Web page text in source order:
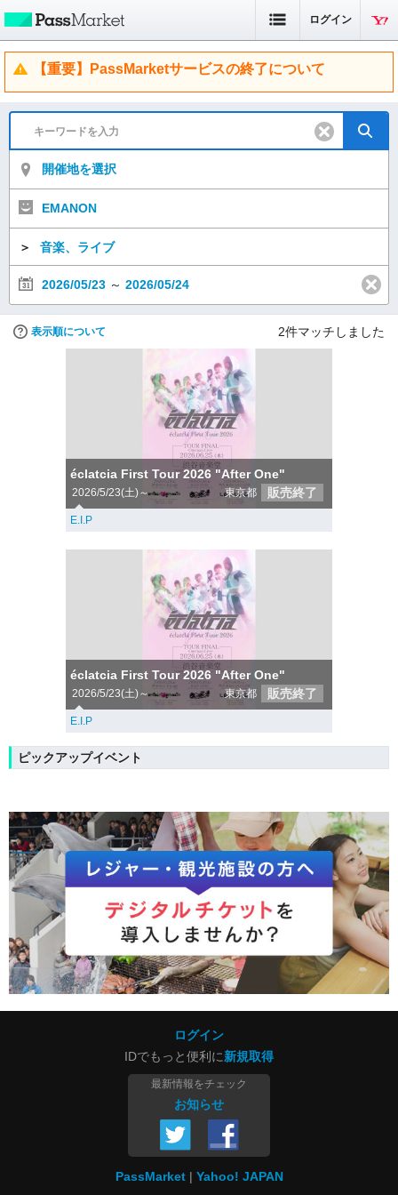
ログイン
【重要】PassMarketサービスの終了について
開催地を選択
EMANON
＞ 音楽、ライブ
2026/05/23 ～ 2026/05/24
表示順について 2件マッチしました
éclatcia First Tour 2026 "After One"
2026/5/23(土)～ 東京都 販売終了
E.I.P
éclatcia First Tour 2026 "After One"
2026/5/23(土)～ 東京都 販売終了
E.I.P
ピックアップイベント
ログイン
IDでもっと便利に新規取得
最新情報をチェック
お知らせ
PassMarket Yahoo! JAPAN